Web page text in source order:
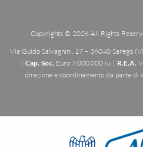
Copyrights © 2026 All Rights
Via Guido Salvagnini, 17 – 36040 Sarego
| Cap. Soc. Euro 7.000.000 i.v. | R.E.A.
direzione e coordinamento da parte di